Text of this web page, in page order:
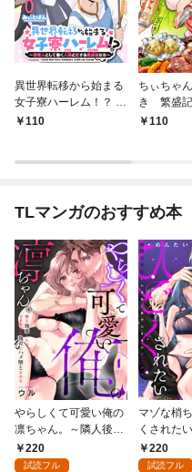
異世界転移から始まる
女子寮ハーレム！？ ～
管理人として働く人間
110
ちぃちゃ
き 繁盛記
１110
TLマンガのおすすめ本
やらしくて可愛い俺の
凛ちゃん。～隣人後輩
くんのイキすぎた執着
にハメ堕とされる～(1)
220
試読フル
マゾな梢
くされた
ッチした
ままにセ
220
試読フル